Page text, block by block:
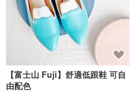
【富士山 Fuji】舒適低跟鞋 可自
由配色